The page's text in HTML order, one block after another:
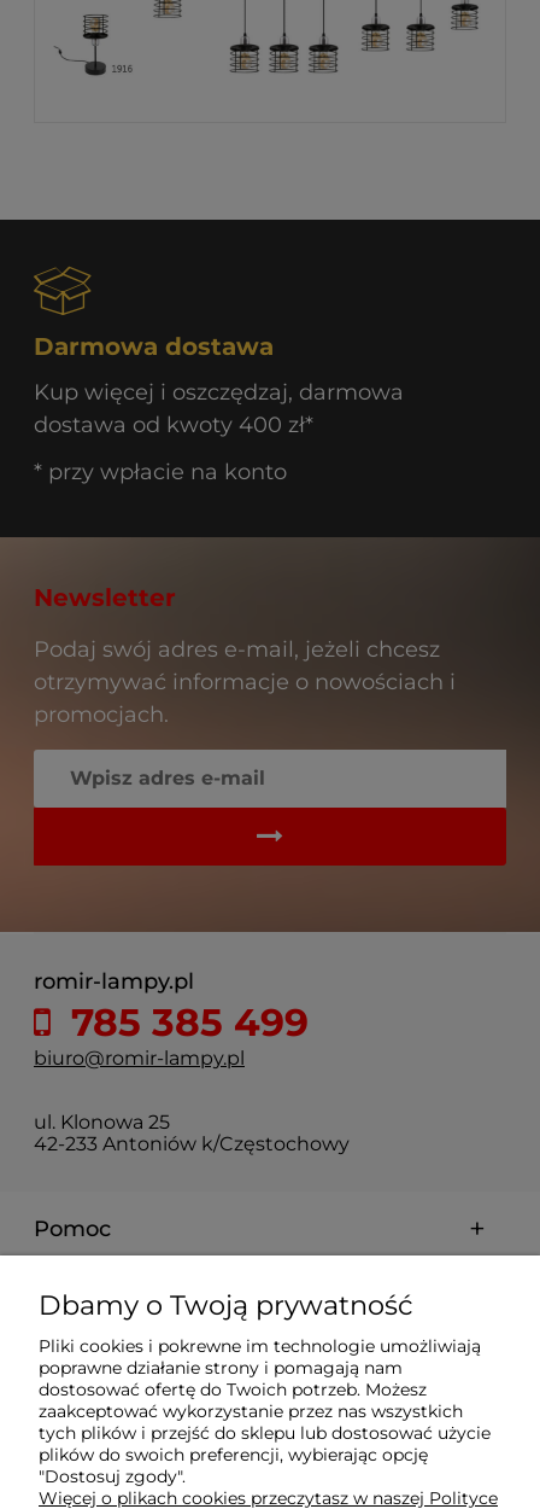
Darmowa dostawa
Kup więcej i oszczędzaj, darmowa
dostawa od kwoty 400 zł*
* przy wpłacie na konto
Newsletter
Podaj swój adres e-mail, jeżeli chcesz
otrzymywać informacje o nowościach i
promocjach.
romir-lampy.pl
785 385 499
biuro@romir-lampy.pl
ul. Klonowa 25
42-233 Antoniów k/Częstochowy
Pomoc
Moje konto
Płatności i dostawa
Informacje
Dbamy o Twoją prywatność
Pliki cookies i pokrewne im technologie umożliwiają
poprawne działanie strony i pomagają nam
dostosować ofertę do Twoich potrzeb. Możesz
zaakceptować wykorzystanie przez nas wszystkich
tych plików i przejść do sklepu lub dostosować użycie
plików do swoich preferencji, wybierając opcję
"Dostosuj zgody".
Więcej o plikach cookies przeczytasz w naszej Polityce